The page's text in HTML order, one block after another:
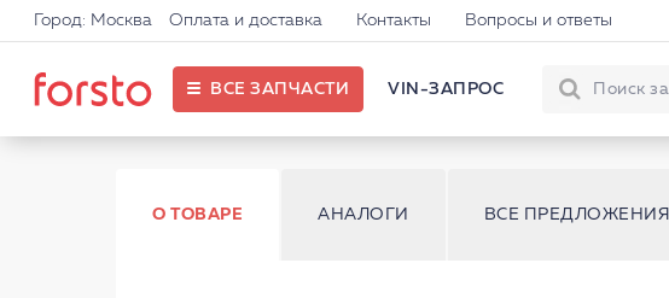
Город: Москва Оплата и доставка Контакты Вопросы и ответы
ВСЕ ЗАПЧАСТИ VIN-ЗАПРОС
О ТОВАРЕ АНАЛОГИ ВСЕ ПРЕДЛОЖЕНИЯ